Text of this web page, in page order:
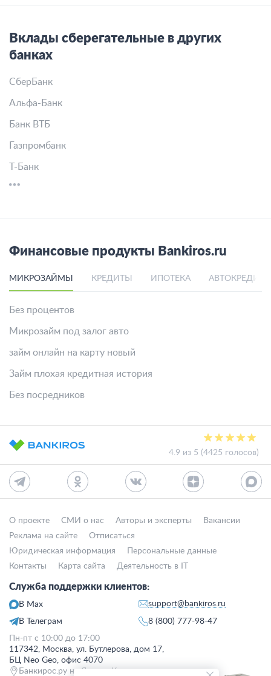
Вклады сберегательные в других
банках
СберБанк
Альфа-Банк
Банк ВТБ
Газпромбанк
Т-Банк
Финансовые продукты Bankiros.ru
МИКРОЗАЙМЫ КРЕДИТЫ ИПОТЕКА
Без процентов
Микрозайм под залог авто
займ онлайн на карту новый
Займ плохая кредитная история
Без посредников
4.9 из 5 (4425 голосов)
О проекте СМИ о нас Авторы и эксперты
Вакансии
Реклама на сайте
Отписаться
Юридическая информация
Персональные данные
Контакты
Карта сайта Деятельность в IT
Служба поддержки клиентов:
В Max
В Телеграм
support@bankiros.ru
8 (800) 777-98-47
Пн-пт с 10:00 до 17:00
117342, Москва, ул. Бутлерова, дом 17,
БЦ Neo Geo, офис 4070
Банкирос.ру на Яндекс.Картах